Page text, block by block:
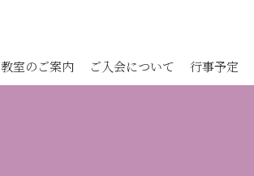
教室のご案内 ご入会について 行事予定